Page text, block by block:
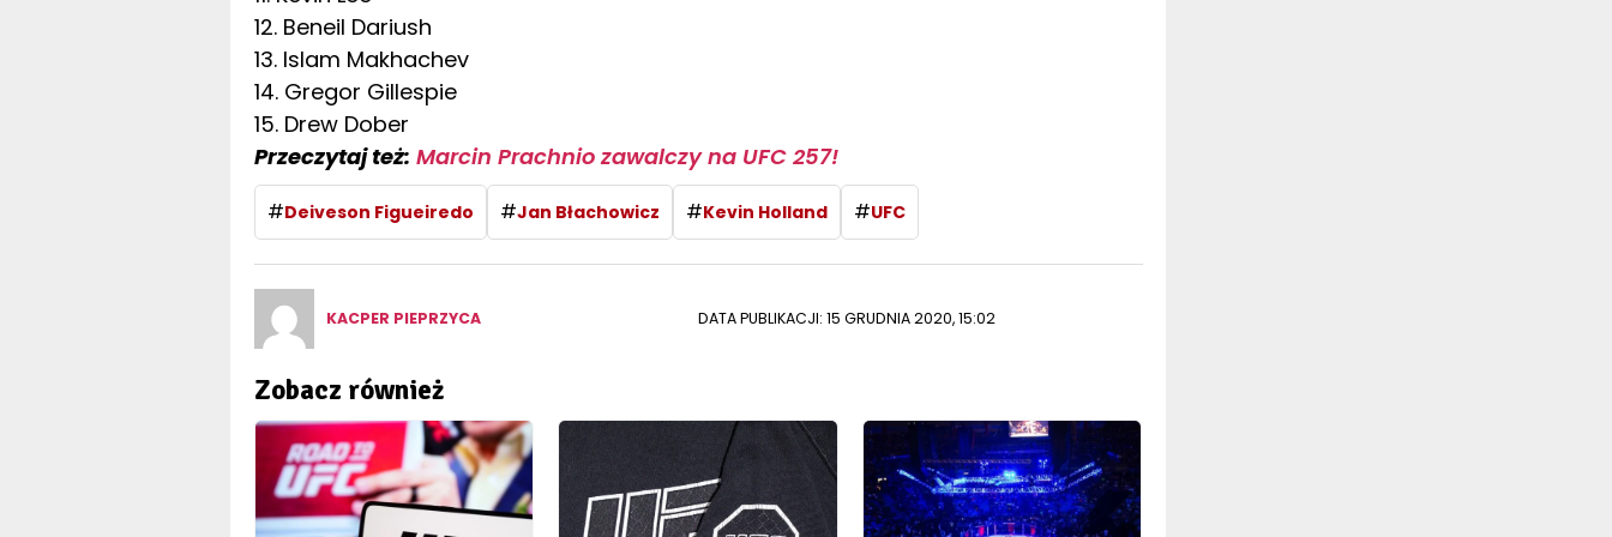
12. Beneil Dariush
13. Islam Makhachev
14. Gregor Gillespie
15. Drew Dober
Przeczytaj też: Marcin Prachnio zawalczy na UFC 257!
#Deiveson Figueiredo #Jan Błachowicz #Kevin Holland #UFC
KACPER PIEPRZYCA DATA PUBLIKACJI: 15 GRUDNIA 2020, 15:02
Zobacz również